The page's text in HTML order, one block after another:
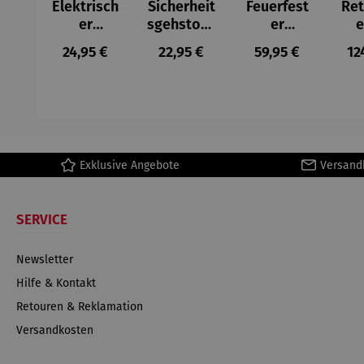
Elektrisch
er
Handwär
mer
Regulärer Preis:
24,95 €
Sicherheit
sgehstock
faltbar –
Be Safe
Regulärer Preis:
22,95 €
Feuerfest
er
Dokument
en-
Regulärer Preis:
59,95 €
Exklusive Angebote
SERVICE
Newsletter
Hilfe & Kontakt
Retouren & Reklamation
Versandkosten